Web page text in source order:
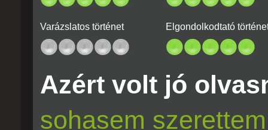
Varázslatos történet Elgondolkodtató
Azért volt jó
sohasem